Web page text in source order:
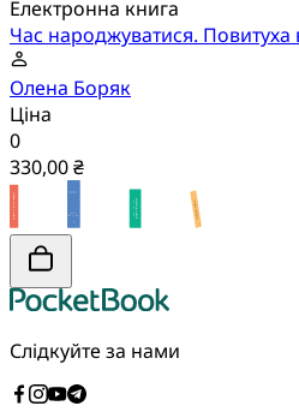
Електронна книга
Час народжуватися. Повитуха
Олена Боряк
Ціна
0
330,00 ₴
Слідкуйте за нами